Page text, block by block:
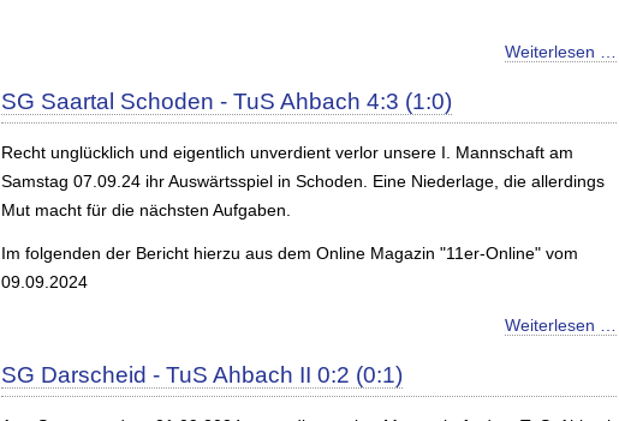
Weiterlesen …
SG Saartal Schoden - TuS Ahbach 4:3 (1:0)
Recht unglücklich und eigentlich unverdient verlor unsere I. Mannschaft am
Samstag 07.09.24 ihr Auswärtsspiel in Schoden. Eine Niederlage, die allerdings
Mut macht für die nächsten Aufgaben.
Im folgenden der Bericht hierzu aus dem Online Magazin "11er-Online" vom
09.09.2024
Weiterlesen …
SG Darscheid - TuS Ahbach II 0:2 (0:1)